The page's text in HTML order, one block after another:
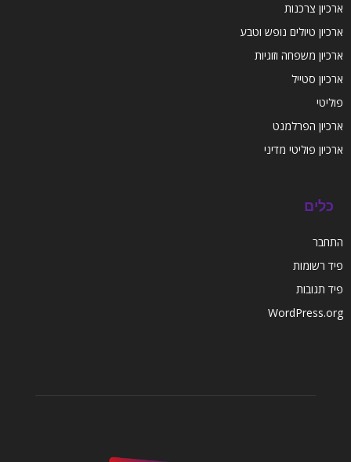
ארכיון צרכנות
ארכיון טיולים נופש וטבע
ארכיון משפחה וזוגיות
ארכיון סטייל
פוליטי
ארכיון הפרלמנט
ארכיון פוליטי מדיני
כלים
התחבר
פיד רשומות
פיד תגובות
WordPress.org